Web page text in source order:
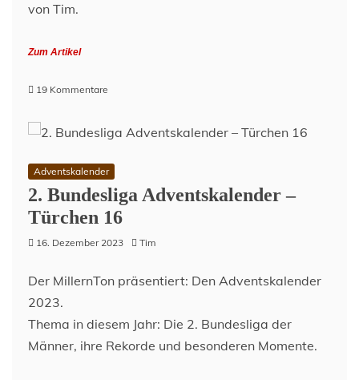
von Tim.
Zum Artikel
19 Kommentare
zieht
–
Protest
gegen
den
Einstieg
der
Adventskalender
2. Bundesliga Adventskalender –
Türchen 16
16. Dezember 2023 Tim
Der MillernTon präsentiert: Den Adventskalender
2023.
Thema in diesem Jahr: Die 2. Bundesliga der
Männer, ihre Rekorde und besonderen Momente.